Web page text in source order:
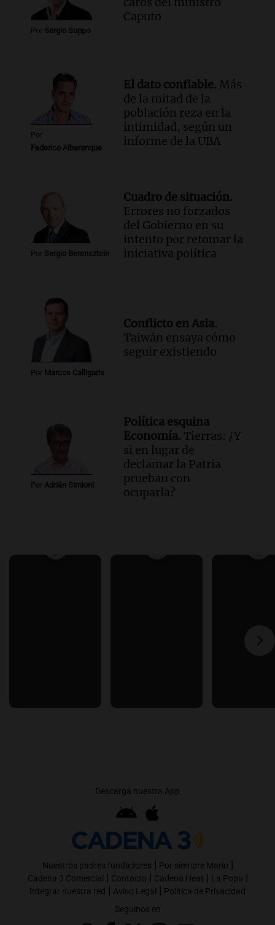
Episodios
Audio.Del fitness a la longevidad: por
qué crece el consumo de alimentos con
Episodios
Por Sergio Suppo
Caputo
Por
Federico Albarenque
El dato confiable. Más
de la mitad de la
población reza en la
intimidad, según un
informe de la UBA
Por Sergio Berensztein
Cuadro de situación.
Errores no forzados
del Gobierno en su
intento por retomar la
iniciativa política
Por Marcos Calligaris
Conflicto en Asia.
Taiwán ensaya cómo
seguir existiendo
Por Adrián Simioni
Política esquina
Economía. Tierras: ¿Y
si en lugar de
declamar la Patria
prueban con
ocuparla?
Descargá nuestra App
Nuestros padres fundadores | Por siempre Mario |
Cadena 3 Comercial | Contacto | Cadena Heat | La Popu |
Integrar nuestra red | Aviso Legal | Política de Privacidad
Seguinos en